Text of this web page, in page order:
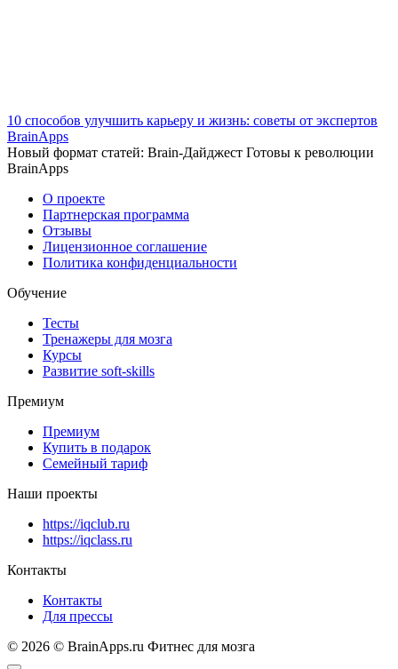
10 способов улучшить карьеру и жизнь: советы от экспертов
BrainApps
Новый формат статей: Brain-Дайджест Готовы к революции
BrainApps
О проекте
Партнерская программа
Отзывы
Лицензионное соглашение
Политика конфиденциальности
Обучение
Тесты
Тренажеры для мозга
Курсы
Развитие soft-skills
Премиум
Премиум
Купить в подарок
Семейный тариф
Наши проекты
https://iqclub.ru
https://iqclass.ru
Контакты
Контакты
Для прессы
© 2026 © BrainApps.ru Фитнес для мозга